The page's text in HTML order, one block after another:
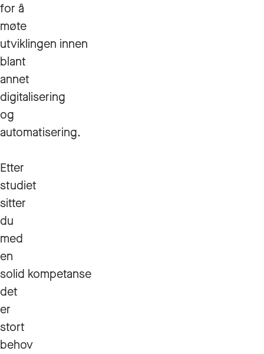
for å
møte
utviklingen innen
blant
annet
digitalisering
og
automatisering.
Etter
studiet
sitter
du
med
en
solid kompetanse
det
er
stort
behov